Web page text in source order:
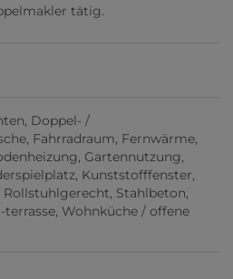
tätig.
Doppel- /
Fahrradraum Fernwärme
Gartennutzung
Kunststofffenster
Rollstuhlgerecht Stahlbeton
terrasse Wohnküche / offene